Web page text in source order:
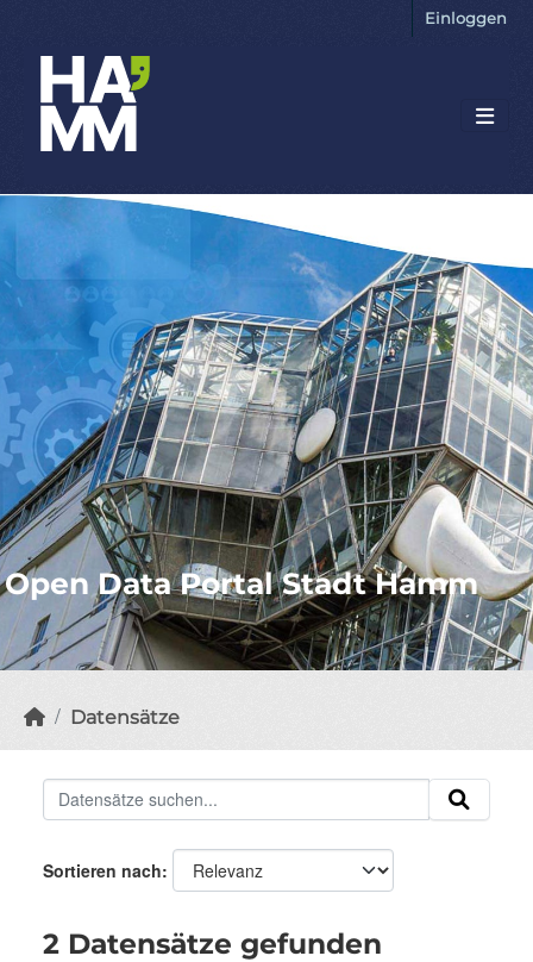
Einloggen
Open Data Portal Stadt Hamm
Datensätze
Sortieren nach
2 Datensätze gefunden